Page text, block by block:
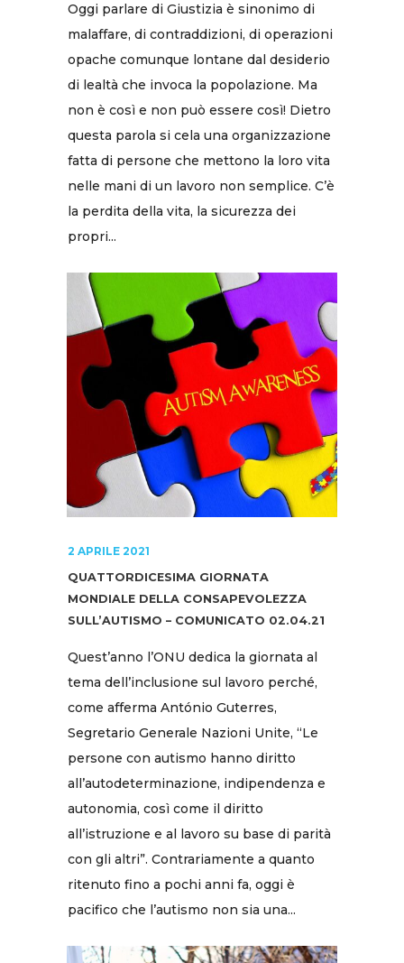
Oggi parlare di Giustizia è sinonimo di
malaffare, di contraddizioni, di operazioni
opache comunque lontane dal desiderio
di lealtà che invoca la popolazione. Ma
non è così e non può essere così! Dietro
questa parola si cela una organizzazione
fatta di persone che mettono la loro vita
nelle mani di un lavoro non semplice. C’è
la perdita della vita, la sicurezza dei
propri...
2 APRILE 2021
QUATTORDICESIMA GIORNATA
MONDIALE DELLA CONSAPEVOLEZZA
SULL’AUTISMO – COMUNICATO 02.04.21
Quest’anno l’ONU dedica la giornata al
tema dell’inclusione sul lavoro perché,
come afferma António Guterres,
Segretario Generale Nazioni Unite, “Le
persone con autismo hanno diritto
all’autodeterminazione, indipendenza e
autonomia, così come il diritto
all’istruzione e al lavoro su base di parità
con gli altri”. Contrariamente a quanto
ritenuto fino a pochi anni fa, oggi è
pacifico che l’autismo non sia una...